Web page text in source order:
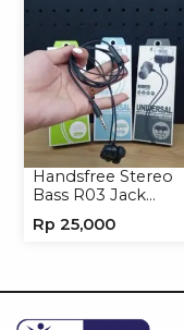
Handsfree Stereo
Bass R03 Jack
Headset Earphone
Rp 25,000